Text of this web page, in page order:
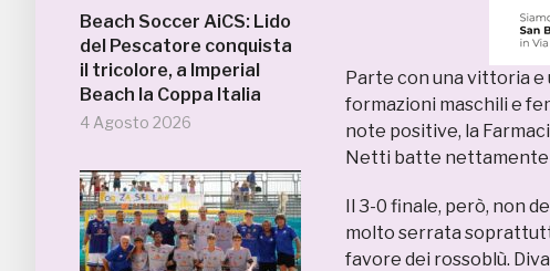
Beach Soccer AiCS: Lido
del Pescatore conquista
il tricolore, a Imperial
Beach la Coppa Italia
4 Agosto 2026
Parte con una vittoria
formazioni maschili e
note positive, la
Netti batte nettamente
Il 3-0 finale, però, non
molto serrata
favore dei rossoblù.